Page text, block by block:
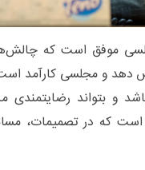
موفق است که چالش‌ها،
و مجلسی کارآمد است
و بتواند رضایتمندی
که در تصمیمات،